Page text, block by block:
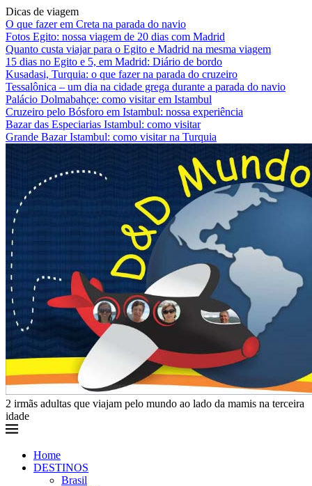
Dicas de viagem
O que fazer em Creta na parada do navio
Fotos Egito: nossa viagem de 20 dias com Madrid
Quanto custa viajar para o Egito e Madrid na mesma viagem
15 dias no Egito e 5, em Madrid: Diário de bordo
Kusadasi, Turquia: o que fazer na parada do cruzeiro
Tessalônica – um dia na cidade grega durante a parada do navio
Palácio Dolmabahçe: como visitar em Istambul
Cruzeiro pelo Bósforo em Istambul: nossa experiência
Bazar das Especiarias Istambul: como visitar
Grande Bazar Istambul: como visitar na Turquia
2 irmãs adultas que viajam pelo mundo ao lado da mamis na terceira
idade
Home
DESTINOS
Brasil